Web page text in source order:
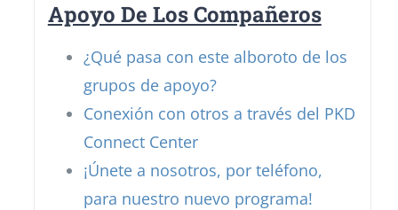
Apoyo De Los Compañeros
¿Qué pasa con este alboroto de los
grupos de apoyo?
Conexión con otros a través del PKD
Connect Center
¡Únete a nosotros, por teléfono,
para nuestro nuevo programa!